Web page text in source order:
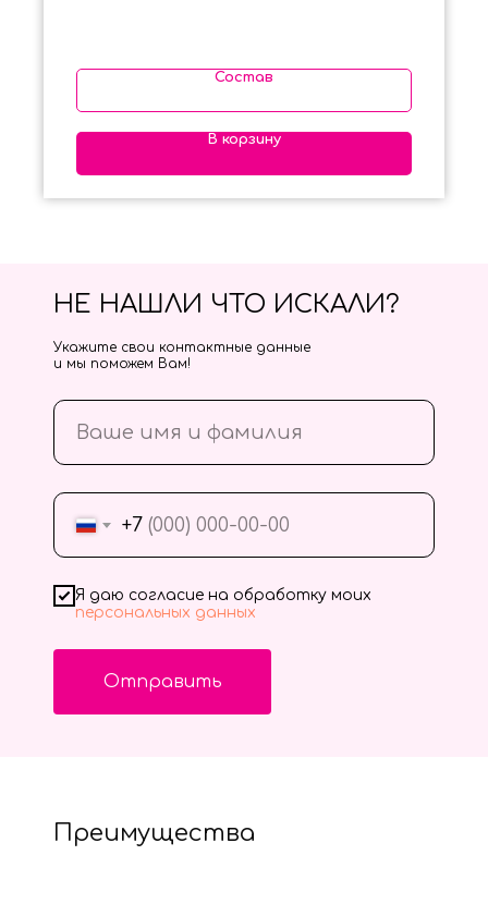
Состав
В корзину
+7
Я даю согласие на обработку моих
персональных данных
Отправить
НЕ НАШЛИ ЧТО ИСКАЛИ?
Укажите свои контактные данные
и мы поможем Вам!
Преимущества